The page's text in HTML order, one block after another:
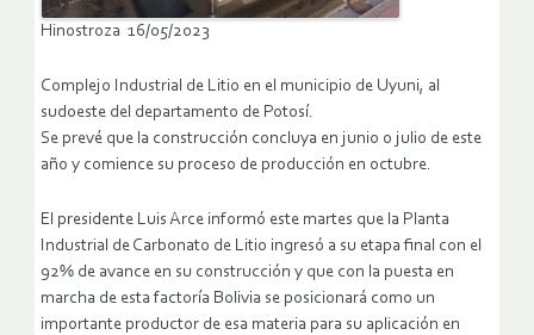
Hinostroza 16/05/2023
Complejo Industrial de Litio en el municipio de Uyuni, al
sudoeste del departamento de Potosí.
Se prevé que la construcción concluya en junio o julio de este
año y comience su proceso de producción en octubre.
El presidente Luis Arce informó este martes que la Planta
Industrial de Carbonato de Litio ingresó a su etapa final con el
92% de avance en su construcción y que con la puesta en
marcha de esta factoría Bolivia se posicionará como un
importante productor de esa materia para su aplicación en